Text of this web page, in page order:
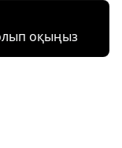
оқыңыз